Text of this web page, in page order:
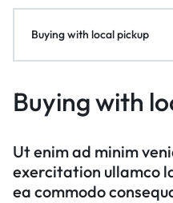
Buying with
Ut enim ad minim
exercitation ullamco
ea commodo
Buying with local pickup